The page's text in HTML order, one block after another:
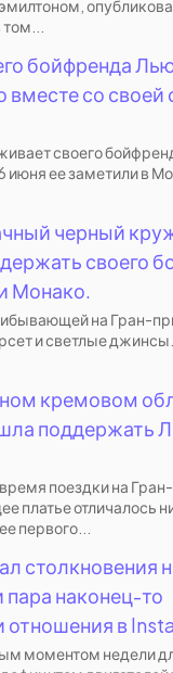
бойфренда
со своей
своего
июня ее заметили в
черный
своего
Монако.
на Гран-
и светлые
кремовом
поддержать
поездки на
платье отличалось
первого...
столкновения
наконец-то
отношения в
моментом недели